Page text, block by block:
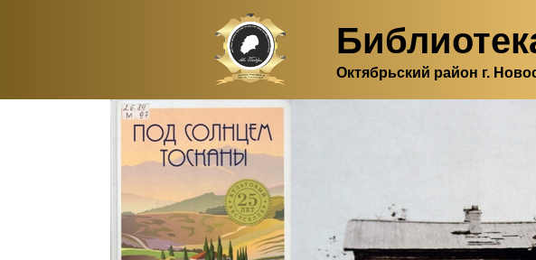
Октябрьский район г.
Здесь, в своем
итальянском доме, я вновь
испытала первичную
радость единения с
природой. Дом открыт
для бабочек, стрекоз, пчёл
или всех, кто пожелает
влететь в одно окно и
вылететь из другого. Едим
мы почти всегда во
дворе. Во мне настолько
возродился здравый